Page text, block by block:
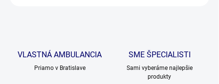
VLASTNÁ AMBULANCIA
Priamo v Bratislave
SME ŠPECIALISTI
Sami vyberáme najlepšie
produkty